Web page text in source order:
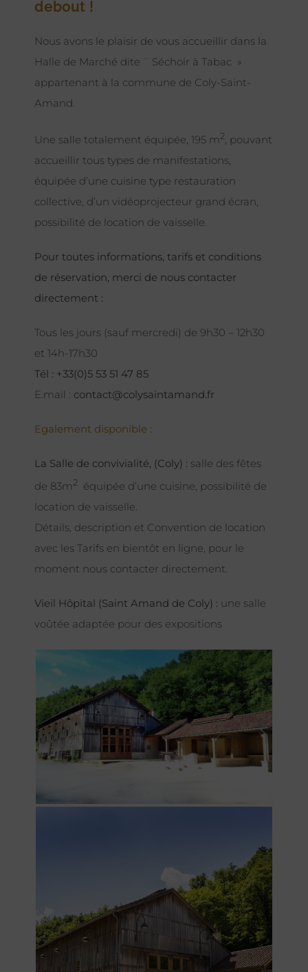
debout !
Nous avons le plaisir de vous accueillir dans la
Halle de Marché dite ¨ Séchoir à Tabac »
appartenant à la commune de Coly-Saint-
Amand.
Une salle totalement équipée, 195 m2, pouvant
accueillir tous types de manifestations,
équipée d’une cuisine type restauration
collective, d’un vidéoprojecteur grand écran,
possibilité de location de vaisselle.
Pour toutes informations, tarifs et conditions
de réservation, merci de nous contacter
directement :
Tous les jours (sauf mercredi) de 9h30 – 12h30
et 14h-17h30
Tél : +33(0)5 53 51 47 85
E.mail : contact@colysaintamand.fr
Egalement disponible :
La Salle de convivialité, (Coly) : salle des fêtes
de 83m2 équipée d’une cuisine, possibilité de
location de vaisselle.
Détails, description et Convention de location
avec les Tarifs en bientôt en ligne, pour le
moment nous contacter directement.
Vieil Hôpital (Saint Amand de Coly) : une salle
voûtée adaptée pour des expositions